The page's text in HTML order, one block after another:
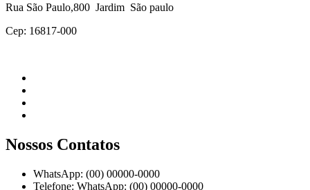
Rua São Paulo,800 Jardim São paulo
Cep: 16817-000
Nossos Contatos
WhatsApp: (00) 00000-0000
Telefone: WhatsApp: (00) 00000-0000